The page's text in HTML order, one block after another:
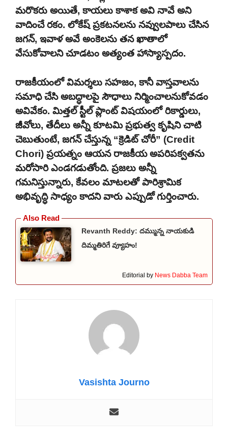
మరొకరు అయితే, కాయలు కాశాక అవి నావే అని
వాదించే రకం. లోకేష్ ప్రకటనలను నవ్వులపాలు చేసిన
జగన్, ఇవాళ అవే అంకెలను తన ఖాతాలో
వేసుకోవాలని చూడటం అత్యంత హాస్యాస్పదం.
రాజకీయంలో విమర్శలు సహజం, కానీ వాస్తవాలను
సమాధి చేసి అబద్ధాలపై సౌధాలు నిర్మించాలనుకోవడం
అవివేకం. మిత్తల్ స్టీల్ ప్లాంట్ విషయంలో రికార్డులు,
జీవోలు, తేదీలు అన్నీ కూటమి ప్రభుత్వ కృషిని చాటి
చెబుతుంటే, జగన్ చేస్తున్న “క్రెడిట్ చోరీ” (Credit
Chori) ప్రయత్నం ఆయన రాజకీయ అపరిపక్వతను
మరోసారి ఎండగడుతోంది. ప్రజలు అన్నీ
గమనిస్తున్నారు, కేవలం మాటలతో పారిశ్రామిక
అభివృద్ధి సాధ్యం కాదని వారు ఎప్పుడో గుర్తించారు.
Revanth Reddy: దమ్మున్న నాయకుడి
దిమ్మతిరిగే వ్యూహం!
Editorial by News Dabba Team
Vasishta Journo